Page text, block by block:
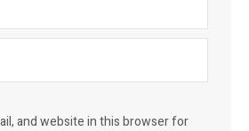
and website in this browser for